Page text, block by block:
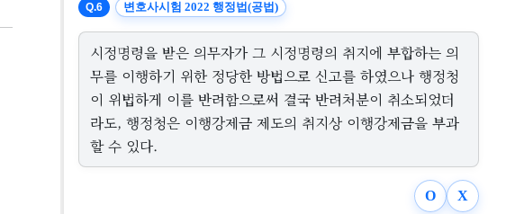
Q.6 변호사시험 2022 행정법(공법)
시정명령을 받은 의무자가 그 시정명령의 취지에 부합하는 의
무를 이행하기 위한 정당한 방법으로 신고를 하였으나 행정청
이 위법하게 이를 반려함으로써 결국 반려처분이 취소되었더
라도, 행정청은 이행강제금 제도의 취지상 이행강제금을 부과
할 수 있다.
O X